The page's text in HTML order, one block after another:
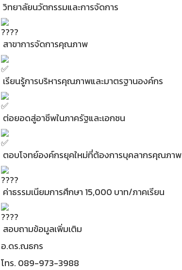
วิทยาลัยนวัตกรรมและการจัดการ
สาขาการจัดการคุณภาพ
เรียนรู้การบริหารคุณภาพและมาตรฐานองค์กร
ต่อยอดสู่อาชีพในภาครัฐและเอกชน
ตอบโจทย์องค์กรยุคใหม่ที่ต้องการบุคลากรคุณภาพ
ค่าธรรมเนียมการศึกษา 15,000 บาท/ภาคเรียน
สอบถามข้อมูลเพิ่มเติม
อ.ดร.ณธกร
โทร. 089-973-3988